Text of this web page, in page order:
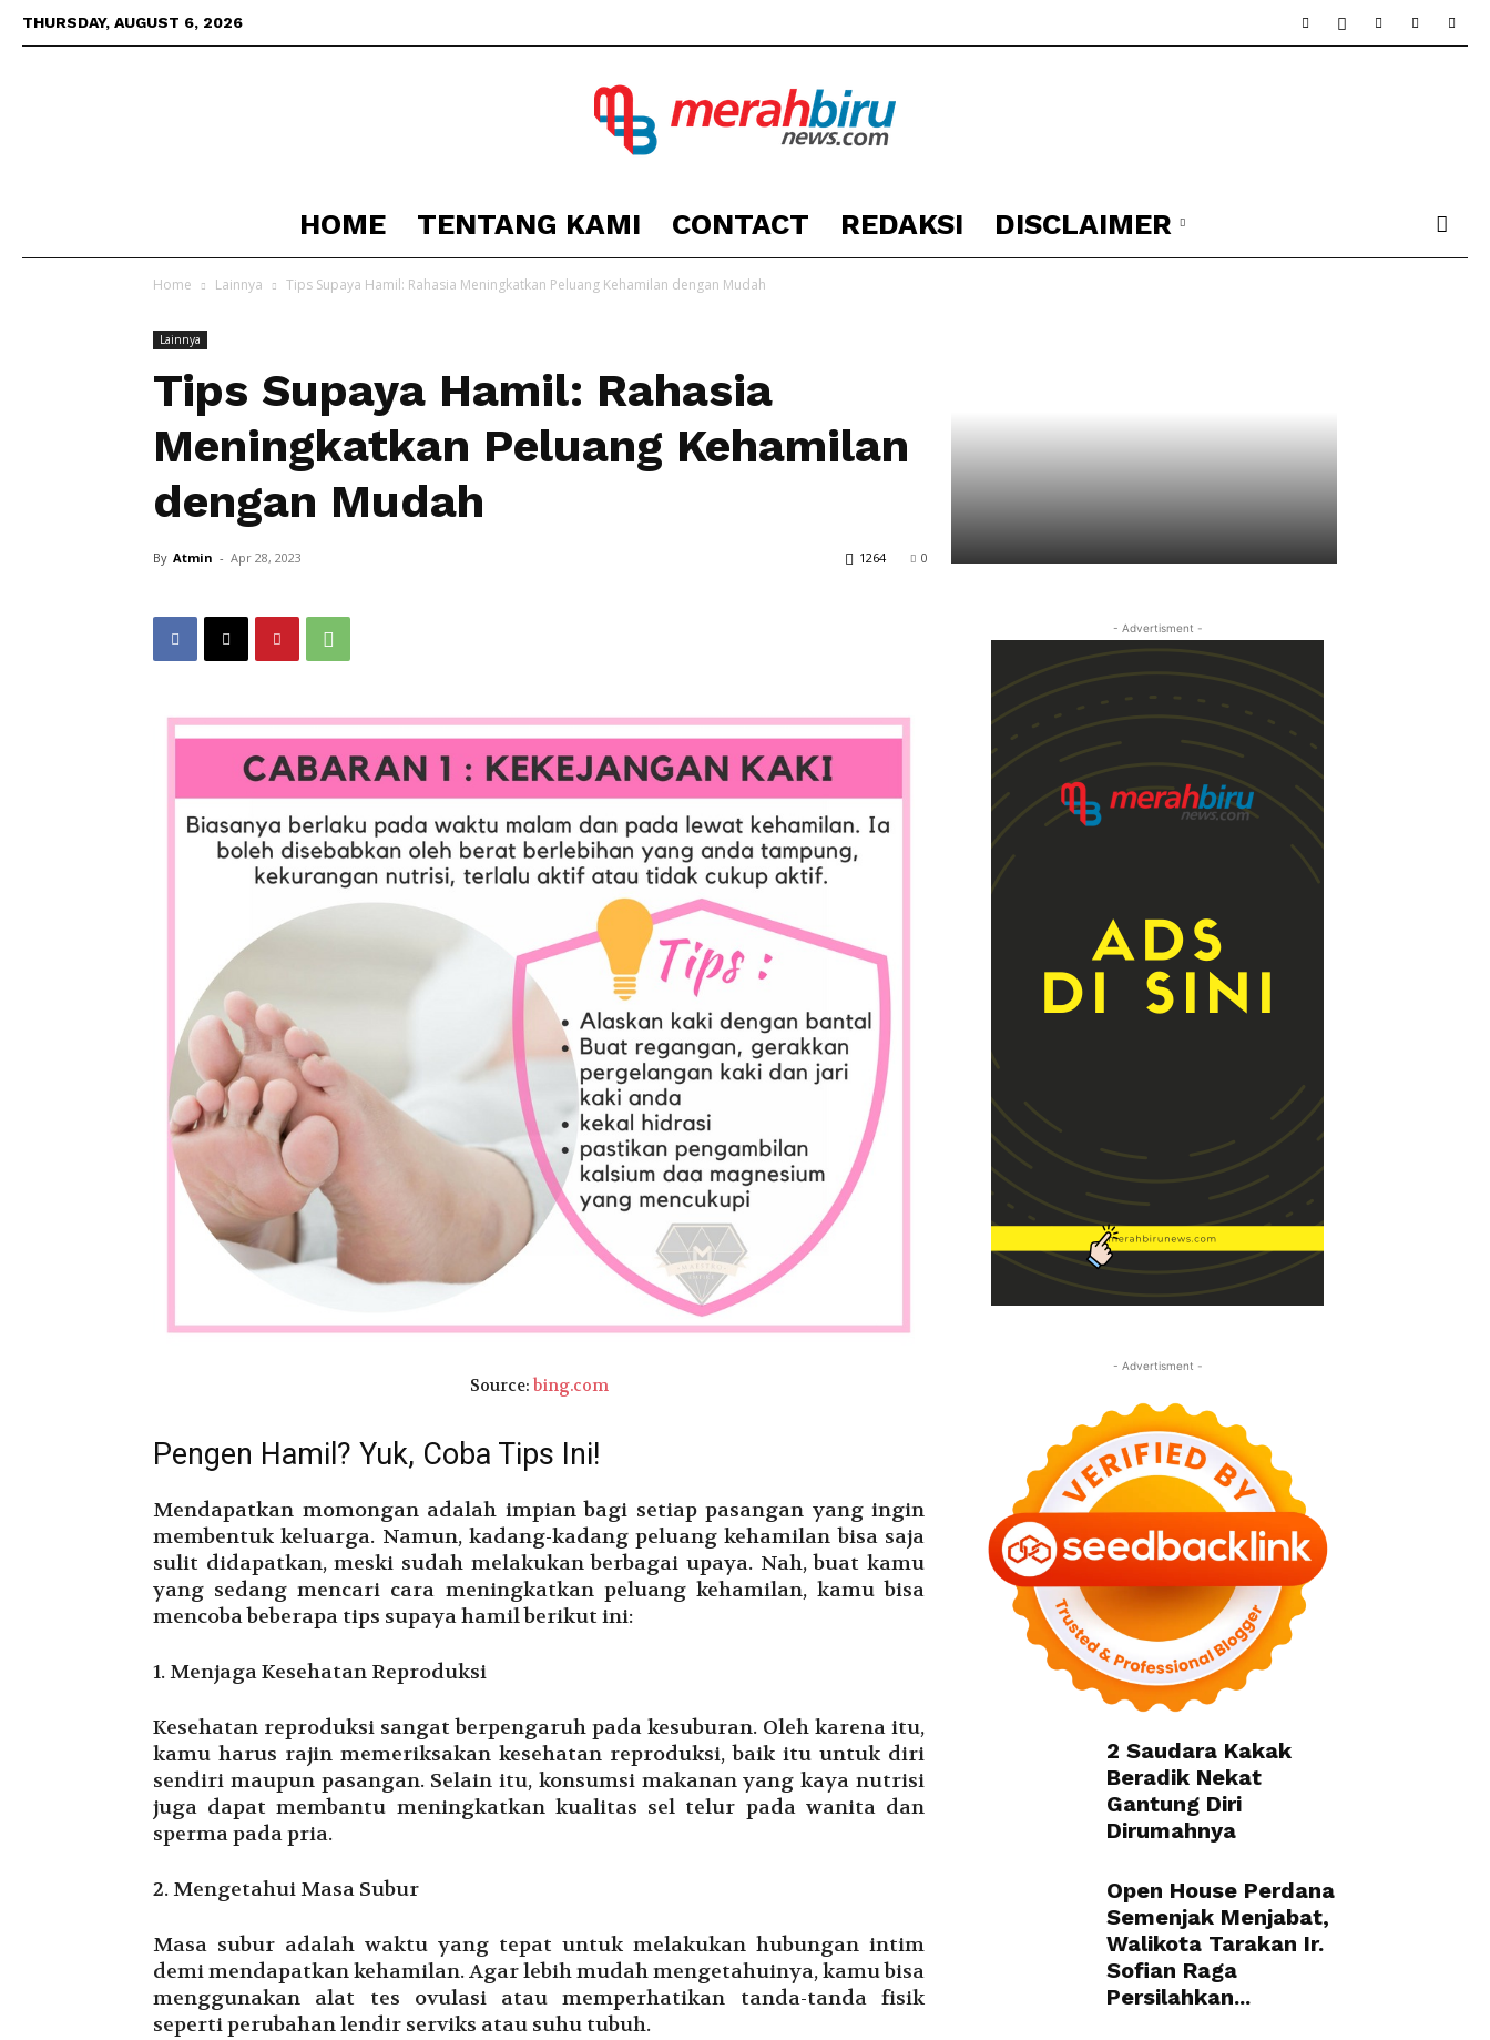
THURSDAY, AUGUST 6, 2026
Berita
Kota
HOME TENTANG KAMI CONTACT REDAKSI DISCLAIMER
Home Lainnya Tips Supaya Hamil: Rahasia Meningkatkan Peluang Kehamilan dengan Mudah
Lainnya
Tips Supaya Hamil: Rahasia
Meningkatkan Peluang Kehamilan
dengan Mudah
By Atmin - Apr 28, 2023 0
1264
Source: bing.com
Pengen Hamil? Yuk, Coba Tips Ini!
Mendapatkan momongan adalah impian bagi setiap pasangan yang ingin
membentuk keluarga. Namun, kadang-kadang peluang kehamilan bisa saja
sulit didapatkan, meski sudah melakukan berbagai upaya. Nah, buat kamu
yang sedang mencari cara meningkatkan peluang kehamilan, kamu bisa
mencoba beberapa tips supaya hamil berikut ini:
1. Menjaga Kesehatan Reproduksi
Kesehatan reproduksi sangat berpengaruh pada kesuburan. Oleh karena itu,
kamu harus rajin memeriksakan kesehatan reproduksi, baik itu untuk diri
sendiri maupun pasangan. Selain itu, konsumsi makanan yang kaya nutrisi
juga dapat membantu meningkatkan kualitas sel telur pada wanita dan
sperma pada pria.
2. Mengetahui Masa Subur
Masa subur adalah waktu yang tepat untuk melakukan hubungan intim
demi mendapatkan kehamilan. Agar lebih mudah mengetahuinya, kamu bisa
menggunakan alat tes ovulasi atau memperhatikan tanda-tanda fisik
seperti perubahan lendir serviks atau suhu tubuh.
- Advertisment -
- Advertisment -
2 Saudara Kakak
Beradik Nekat
Gantung Diri
Dirumahnya
Open House Perdana
Semenjak Menjabat,
Walikota Tarakan Ir.
Sofian Raga
Persilahkan...